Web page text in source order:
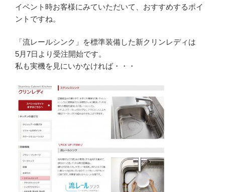
イベント時お客様にみていただいて、おすすめするポイ
ントですね。
「流レールシンク」を標準装備した新クリンレディは
5月7日より受注開始です。
私も実機を見にいかなければ・・・